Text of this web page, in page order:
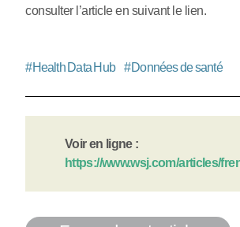
consulter l’article en suivant le lien.
#Health Data Hub #Données de santé
Voir en ligne :
https://www.wsj.com/articles/